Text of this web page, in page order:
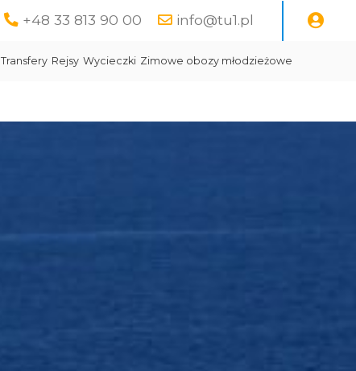
+48 33 813 90 00 info@tu1.pl
Transfery Rejsy Wycieczki Zimowe obozy młodzieżowe